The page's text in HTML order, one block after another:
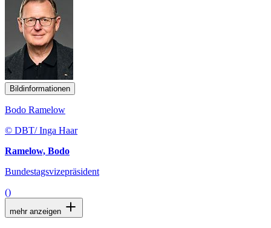
Bildinformationen
Bodo Ramelow
© DBT/ Inga Haar
Ramelow, Bodo
Bundestagsvizepräsident
()
mehr anzeigen